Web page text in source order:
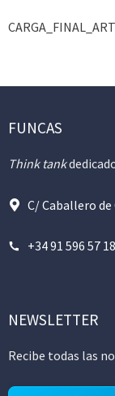
FUNCAS
Think tank
C/ Caballero de
+34 91 596 57 18
NEWSLETTER
Recibe todas las